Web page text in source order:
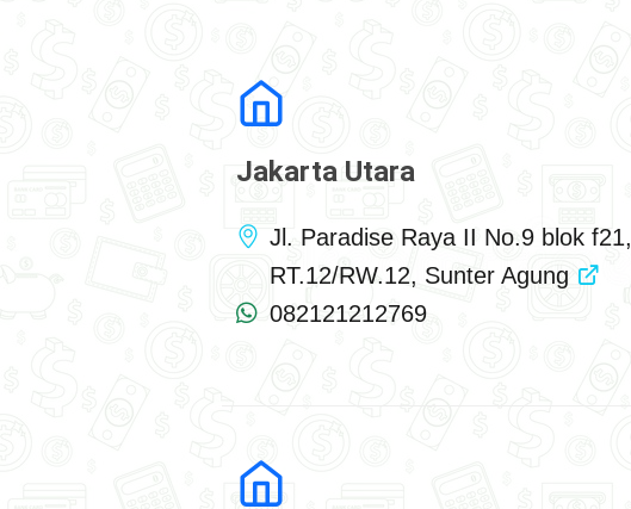
Jakarta Utara
Jl. Paradise Raya II No.9 blok f21,
RT.12/RW.12, Sunter Agung
082121212769